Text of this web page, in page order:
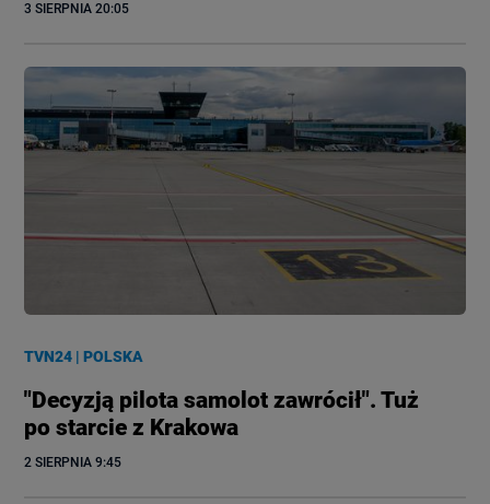
3 SIERPNIA 20:05
TVN24 |POLSKA
"Decyzją pilota samolot zawrócił". Tuż
po starcie z Krakowa
2 SIERPNIA 9:45